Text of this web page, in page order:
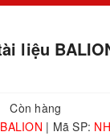
liệu
Còn hàng
BALION | Mã SP: